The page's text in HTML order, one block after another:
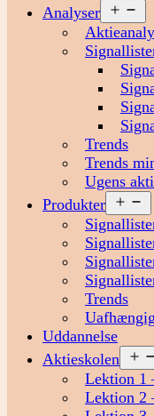
Analyser
Trends
Trends
Ugens
Produkter
Trends
Uddannelse
Aktieskolen
Lektion 1
Lektion 2